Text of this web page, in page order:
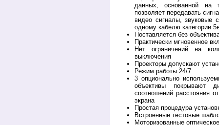
данных, основанной на
позволяет передавать
видео сигналы, звуковые
одному кабелю категории
Поставляется без
Практически мгновенное
Нет ограничений на
выключения
Проекторы допускают
Режим работы 24/7
3 опционально
объективы покрывают
соотношений расстояния
экрана
Простая процедура
Встроенные тестовые
Моторизованные